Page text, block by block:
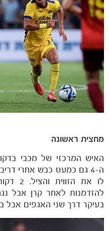
מחצית ראשונה
האיש המרכזי של מכבי
ה-4 גם כמעט כבש אחרי
לו את
להזדמנות לאחר קרן אבל
בעיקר דרך שני האגפים אבל